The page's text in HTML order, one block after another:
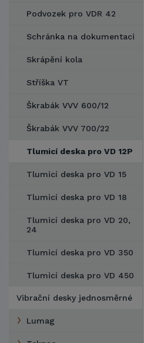
Podvozek pro VDR 42
Schránka na dokumentaci
Skrápění kola
Stříška VT
Škrabák VVV 600/12
Škrabák VVV 700/22
Tlumicí deska pro VD 12P
Tlumicí deska pro VD 15
Tlumicí deska pro VD 18
Tlumicí deska pro VD 20,
24
Tlumicí deska pro VD 350
Tlumicí deska pro VD 450
Vibrační desky jednosměrné
Lumag